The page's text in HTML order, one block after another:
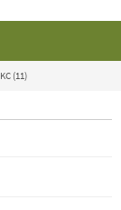
(11)